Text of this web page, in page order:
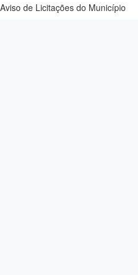
de Licitações do Município